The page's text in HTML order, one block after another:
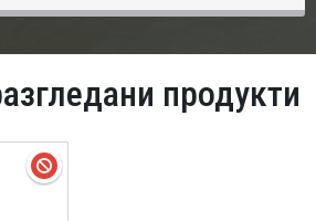
продукти